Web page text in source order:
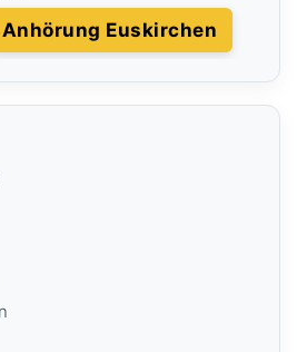
Anhörung Euskirchen